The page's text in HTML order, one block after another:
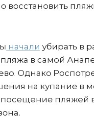
восстановить
начали убирать в
в самой
Однако
на купание в
пляжей